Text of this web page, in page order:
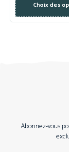
Choix des
Abonnez-vous